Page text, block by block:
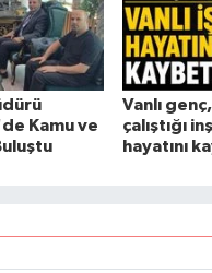
Kamu ve
Vanlı
çalıştığı
hayatını